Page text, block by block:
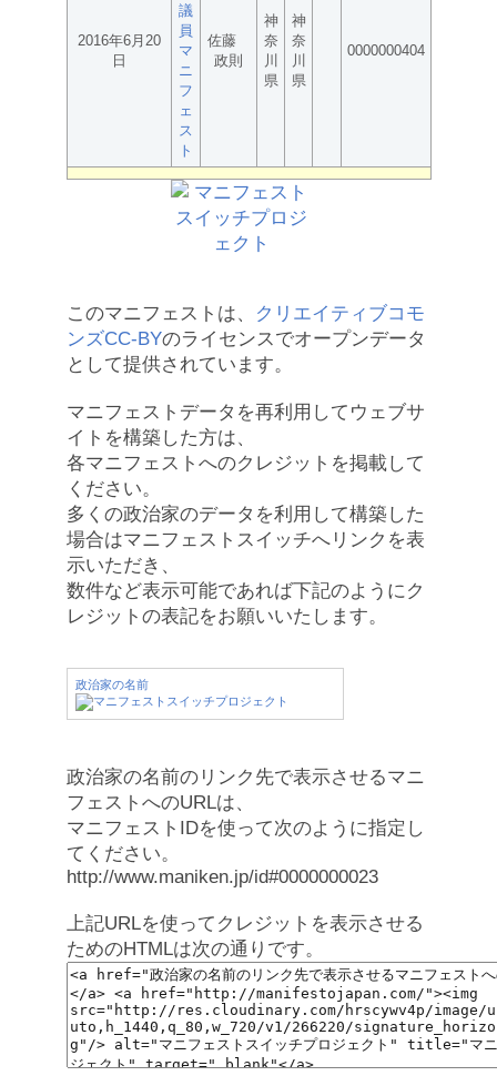
2016年6月20
日
議
員
マ
ニ
フ
ェ
ス
ト
佐藤
政則
神
奈
川
県
神
奈
川
県
0000000404
このマニフェストは、
クリエイティブコモ
ンズCC-BYのライセンスでオープンデータ
として提供されています。
マニフェストデータを再利用してウェブサ
イトを構築した方は、
各マニフェストへのクレジットを掲載して
ください。
多くの政治家のデータを利用して構築した
場合はマニフェストスイッチへリンクを表
示いただき、
数件など表示可能であれば下記のようにク
レジットの表記をお願いいたします。
政治家の名前
政治家の名前のリンク先で表示させるマニ
フェストへのURLは、
マニフェストIDを使って次のように指定し
てください。
http://www.maniken.jp/id#0000000023
上記URLを使ってクレジットを表示させる
ためのHTMLは次の通りです。